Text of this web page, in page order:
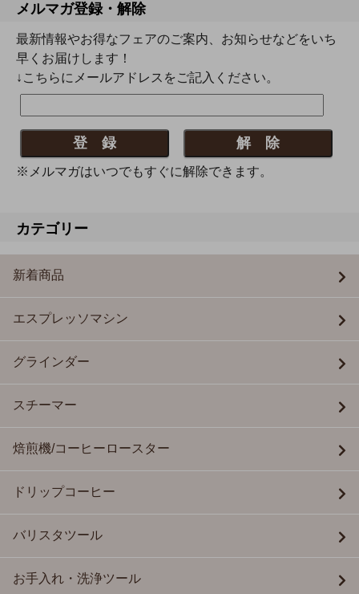
メルマガ登録・解除
最新情報やお得なフェアのご案内、お知らせなどをいち
早くお届けします！
↓こちらにメールアドレスをご記入ください。
※メルマガはいつでもすぐに解除できます。
カテゴリー
新着商品
エスプレッソマシン
グラインダー
スチーマー
焙煎機/コーヒーロースター
ドリップコーヒー
バリスタツール
お手入れ・洗浄ツール